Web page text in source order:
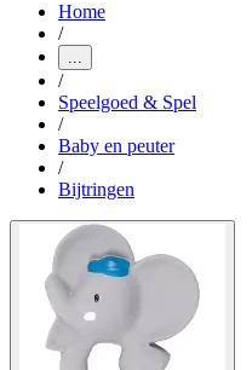
Home
/
...
/
Speelgoed & Spel
/
Baby en peuter
/
Bijtringen